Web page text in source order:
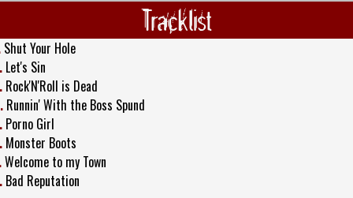
Tracklist
Shut Your Hole
Let's Sin
Rock'N'Roll is Dead
Runnin' With the Boss Spund
Porno Girl
Monster Boots
Welcome to my Town
Bad Reputation